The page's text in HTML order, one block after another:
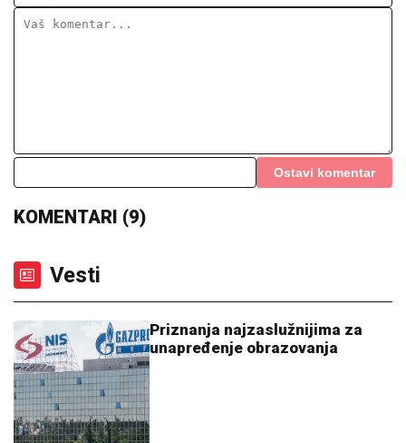
Ostavi komentar
KOMENTARI (9)
Vesti
Priznanja najzaslužnijima za
unapređenje obrazovanja